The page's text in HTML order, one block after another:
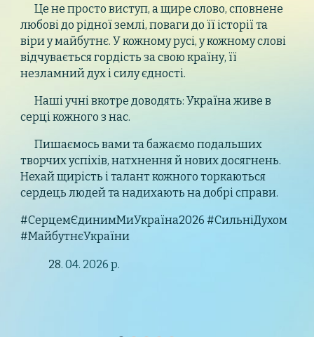
Це не просто виступ, а щире слово, сповнене
любові до рідної землі, поваги до її історії та
віри у майбутнє. У кожному русі, у кожному слові
відчувається гордість за свою країну, її
незламний дух і силу єдності.
Наші учні вкотре доводять: Україна живе в
серці кожного з нас.
Пишаємось вами та бажаємо подальших
творчих успіхів, натхнення й нових досягнень.
Нехай щирість і талант кожного торкаються
сердець людей та надихають на добрі справи.
#СерцемЄдинимМиУкраїна2026 #СильніДухом
#МайбутнєУкраїни
28. 04. 2026 р.